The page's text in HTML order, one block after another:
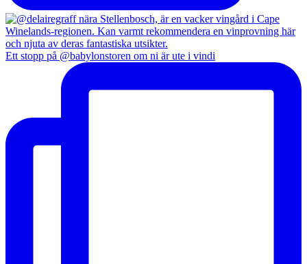
Ett stopp på @babylonstoren om ni är ute i vindi